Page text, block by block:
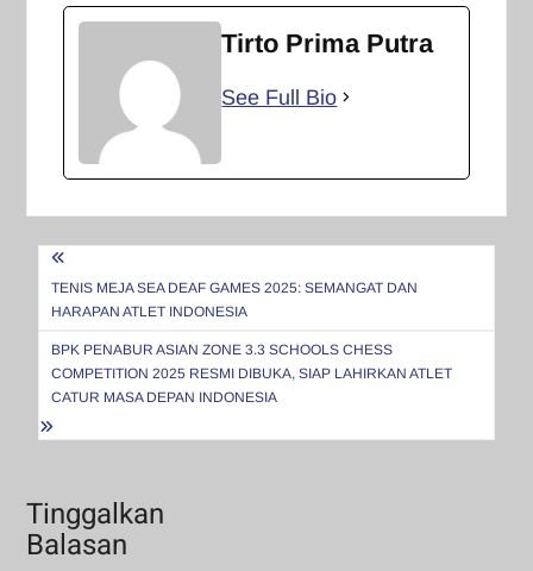
Tirto Prima Putra
See Full Bio
Navigasi
pos
TENIS MEJA SEA DEAF GAMES 2025: SEMANGAT DAN
HARAPAN ATLET INDONESIA
BPK PENABUR ASIAN ZONE 3.3 SCHOOLS CHESS
COMPETITION 2025 RESMI DIBUKA, SIAP LAHIRKAN ATLET
CATUR MASA DEPAN INDONESIA
Tinggalkan
Balasan